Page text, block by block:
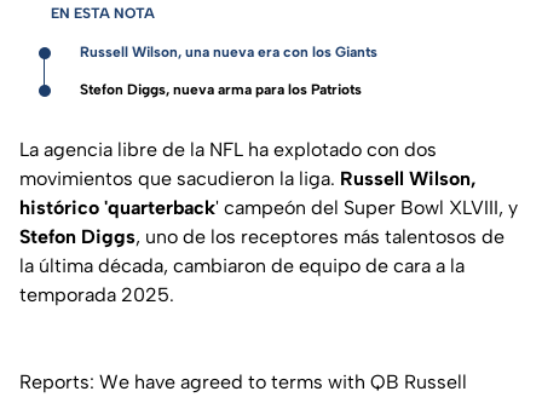
EN ESTA NOTA
Russell Wilson, una nueva era con los Giants
Stefon Diggs, nueva arma para los Patriots
La agencia libre de la NFL ha explotado con dos
movimientos que sacudieron la liga. Russell Wilson,
histórico 'quarterback' campeón del Super Bowl XLVIII, y
Stefon Diggs, uno de los receptores más talentosos de
la última década, cambiaron de equipo de cara a la
temporada 2025.
Reports: We have agreed to terms with QB Russell